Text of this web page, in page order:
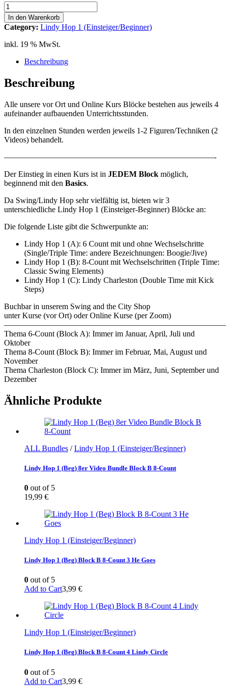
Lindy
Hop
1
(Beg)
Block
2
Bridge
In den Warenkorb
Category: Lindy Hop 1 (Einsteiger/Beginner)
inkl. 19 % MwSt.
Beschreibung
Beschreibung
Alle unsere vor Ort und Online Kurs Blöcke bestehen aus jeweils 4
aufeinander aufbauenden Unterrichtsstunden.
In den einzelnen Stunden werden jeweils 1-2 Figuren/Techniken (2
Videos) behandelt.
——————————————————————————-
Der Einstieg in einen Kurs ist in JEDEM Block möglich,
beginnend mit den Basics.
Da Swing/Lindy Hop sehr vielfältig ist, bieten wir 3
unterschiedliche Lindy Hop 1 (Einsteiger-Beginner) Blöcke an:
Die folgende Liste gibt die Schwerpunkte an:
Lindy Hop 1 (A): 6 Count mit und ohne Wechselschritte
(Single/Triple Time: andere Bezeichnungen: Boogie/Jive)
Lindy Hop 1 (B): 8-Count mit Wechselschritten (Triple Time:
Classic Swing Elements)
Lindy Hop 1 (C): Lindy Charleston (Double Time mit Kick
Steps)
Buchbar in unserem Swing and the City Shop
unter Kurse (vor Ort) oder Online Kurse (per Zoom)
———————————————————————————–
Thema 6-Count (Block A): Immer im Januar, April, Juli und
Oktober
Thema 8-Count (Block B): Immer im Februar, Mai, August und
November
Thema Charleston (Block C): Immer im März, Juni, September und
Dezember
Ähnliche Produkte
ALL Bundles /Lindy Hop 1 (Einsteiger/Beginner)
Lindy Hop 1 (Beg) 8er Video Bundle Block B 8-Count
0 out of 5
19,99 €
Lindy Hop 1 (Einsteiger/Beginner)
Lindy Hop 1 (Beg) Block B 8-Count 3 He Goes
0 out of 5
Add to Cart3,99 €
Lindy Hop 1 (Einsteiger/Beginner)
Lindy Hop 1 (Beg) Block B 8-Count 4 Lindy Circle
0 out of 5
Add to Cart3,99 €